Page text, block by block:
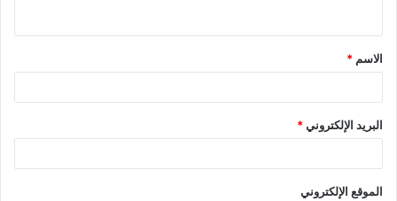
الاسم *
البريد الإلكتروني*
الموقع الإلكتروني